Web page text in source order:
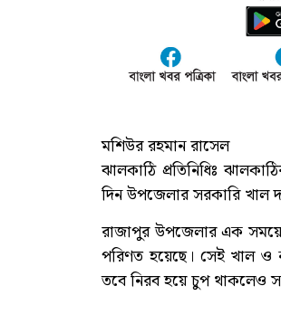
মশিউর রহমান রাসেল
ঝালকাঠি প্রতিনিধিঃ
দিন উপজেলার সরকারি খাল
রাজাপুর উপজেলার এক
পরিণত হয়েছে। সেই খাল ও
তবে নিরব হয়ে চুপ থাকলেও